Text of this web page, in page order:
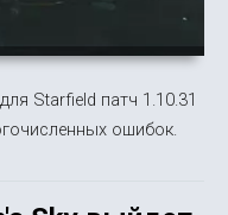
Starfield патч 1.10.31
ошибок.